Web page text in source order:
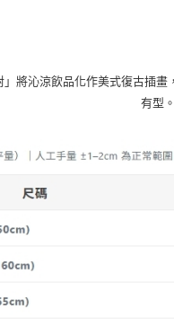
」將沁涼飲品化作美式復古插
有型